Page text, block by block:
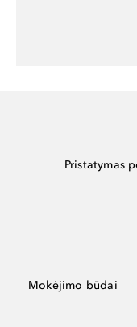
Pristatymas
Mokėjimo būdai